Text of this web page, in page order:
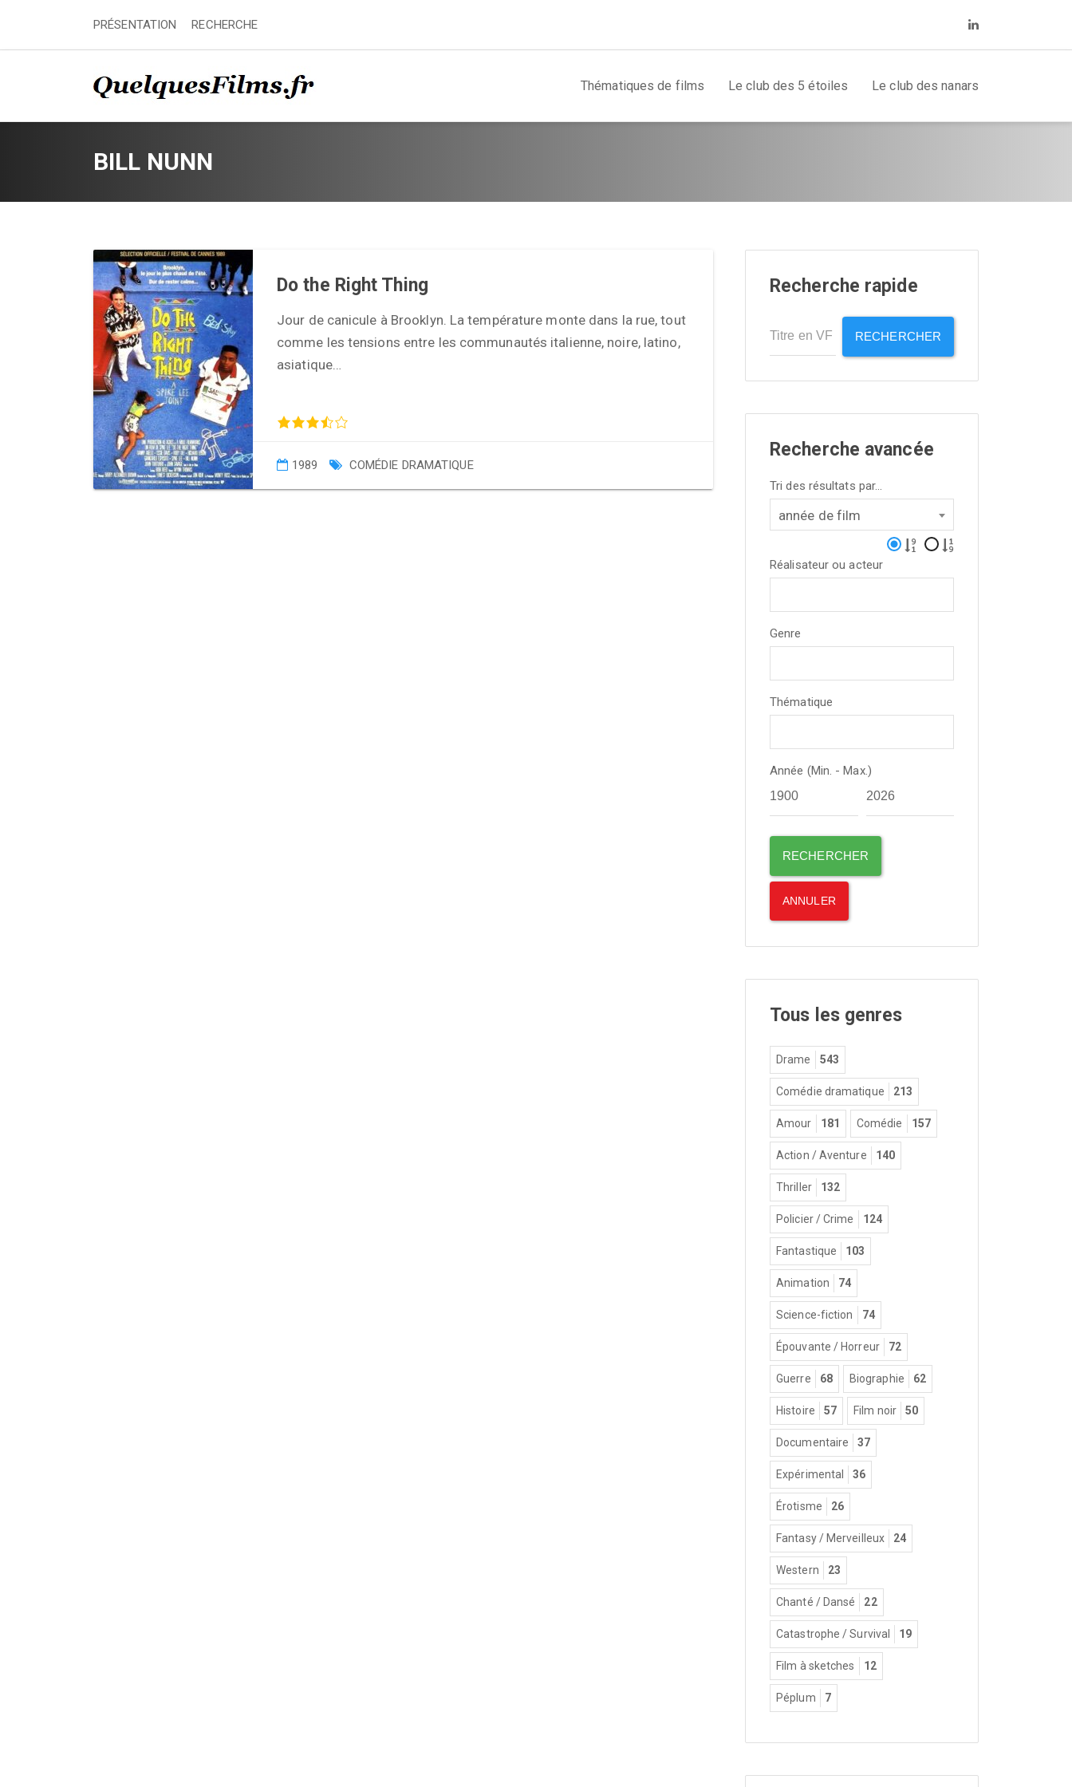
PRÉSENTATION RECHERCHE
Thématiques de films Le club des 5 étoiles Le club des nanars
BILL NUNN
Do the Right Thing
Jour de canicule à Brooklyn. La température monte dans la rue, tout
comme les tensions entre les communautés italienne, noire, latino,
asiatique…
1989 COMÉDIE DRAMATIQUE
Recherche rapide
RECHERCHER
Recherche avancée
Tri des résultats par...
année de film
Réalisateur ou acteur
Genre
Thématique
Année (Min. - Max.)
Tous les genres
Drame 543
Comédie dramatique 213
Amour 181 Comédie 157
Action / Aventure 140
Thriller 132
Policier / Crime 124
Fantastique 103
Animation 74
Science-fiction 74
Épouvante / Horreur 72
Guerre 68 Biographie 62
Histoire 57 Film noir 50
Documentaire 37
Expérimental 36
Érotisme 26
Fantasy / Merveilleux 24
Western 23
Chanté / Dansé 22
Catastrophe / Survival 19
Film à sketches 12
Péplum 7